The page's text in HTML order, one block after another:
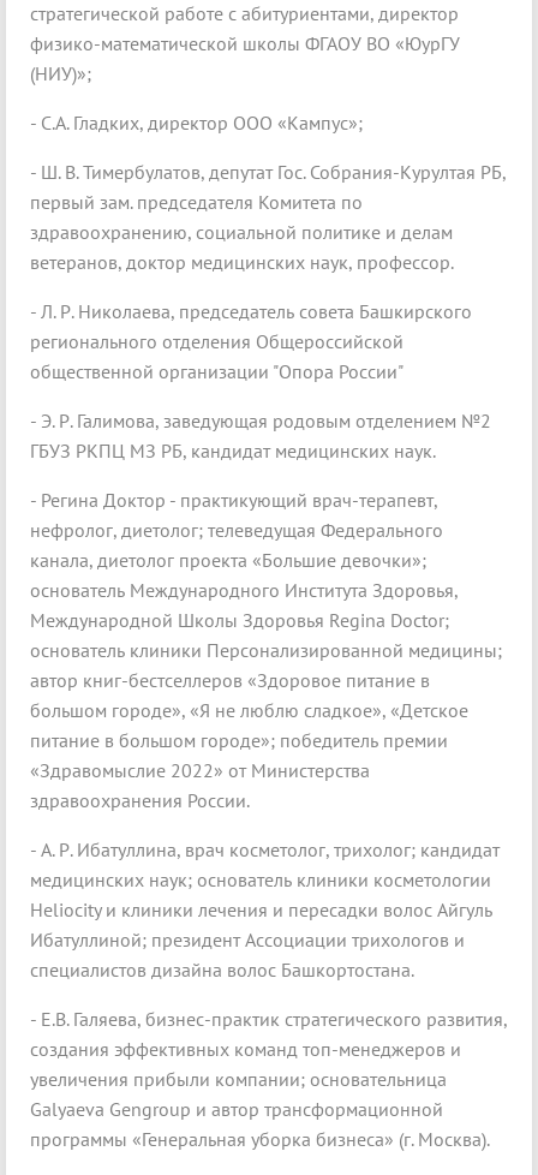
стратегической работе с абитуриентами, директор
физико-математической школы ФГАОУ ВО «ЮурГУ
(НИУ)»;
- С.А. Гладких, директор ООО «Кампус»;
- Ш. В. Тимербулатов, депутат Гос. Собрания-Курултая РБ,
первый зам. председателя Комитета по
здравоохранению, социальной политике и делам
ветеранов, доктор медицинских наук, профессор.
- Л. Р. Николаева, председатель совета Башкирского
регионального отделения Общероссийской
общественной организации "Опора России"
- Э. Р. Галимова, заведующая родовым отделением №2
ГБУЗ РКПЦ МЗ РБ, кандидат медицинских наук.
- Регина Доктор - практикующий врач-терапевт,
нефролог, диетолог; телеведущая Федерального
канала, диетолог проекта «Большие девочки»;
основатель Международного Института Здоровья,
Международной Школы Здоровья Regina Doctor;
основатель клиники Персонализированной медицины;
автор книг-бестселлеров «Здоровое питание в
большом городе», «Я не люблю сладкое», «Детское
питание в большом городе»; победитель премии
«Здравомыслие 2022» от Министерства
здравоохранения России.
- А. Р. Ибатуллина, врач косметолог, трихолог; кандидат
медицинских наук; основатель клиники косметологии
Heliocity и клиники лечения и пересадки волос Айгуль
Ибатуллиной; президент Ассоциации трихологов и
специалистов дизайна волос Башкортостана.
- Е.В. Галяева, бизнес-практик стратегического развития,
создания эффективных команд топ-менеджеров и
увеличения прибыли компании; основательница
Galyaeva Gengroup и автор трансформационной
программы «Генеральная уборка бизнеса» (г. Москва).